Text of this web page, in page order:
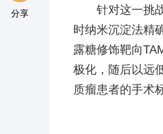
针对这一挑
时纳米沉淀法精
露糖修饰靶向
极化，随后以远
质瘤患者的手术
分享